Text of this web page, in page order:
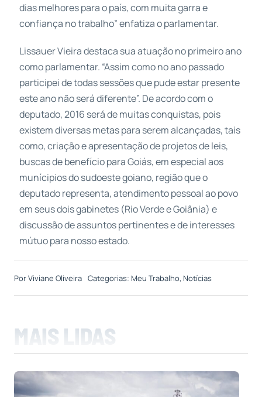
dias melhores para o país, com muita garra e
confiança no trabalho” enfatiza o parlamentar.
Lissauer Vieira destaca sua atuação no primeiro ano
como parlamentar. “Assim como no ano passado
participei de todas sessões que pude estar presente
este ano não será diferente”. De acordo com o
deputado, 2016 será de muitas conquistas, pois
existem diversas metas para serem alcançadas, tais
como, criação e apresentação de projetos de leis,
buscas de benefício para Goiás, em especial aos
munícipios do sudoeste goiano, região que o
deputado representa, atendimento pessoal ao povo
em seus dois gabinetes (Rio Verde e Goiânia) e
discussão de assuntos pertinentes e de interesses
mútuo para nosso estado.
PorViviane Oliveira Categorias: Meu Trabalho, Notícias
MAIS LIDAS